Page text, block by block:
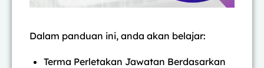
Dalam panduan ini, anda akan belajar:
Terma Perletakan Jawatan Berdasarkan